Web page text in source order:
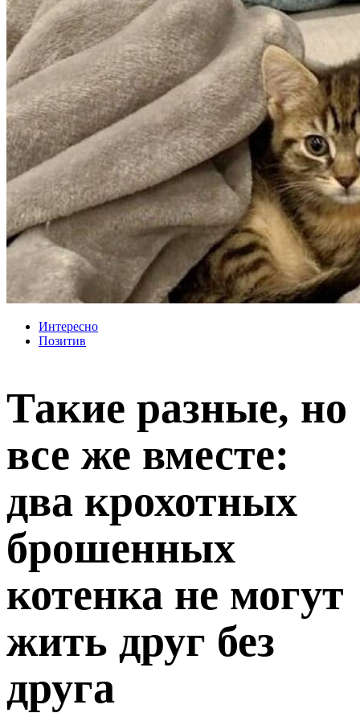
Интересно
Позитив
Такие разные, но
все же вместе:
два крохотных
брошенных
котенка не могут
жить друг без
друга